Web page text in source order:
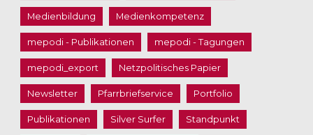
Medienbildung Medienkompetenz
mepodi - Publikationen mepodi - Tagungen
mepodi_export Netzpolitisches Papier
Newsletter Pfarrbriefservice Portfolio
Publikationen Silver Surfer Standpunkt